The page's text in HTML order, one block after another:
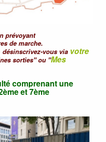
prévoyant
de marche.
vous via votre
sorties" ou "Mes
comprenant une
et 7ème